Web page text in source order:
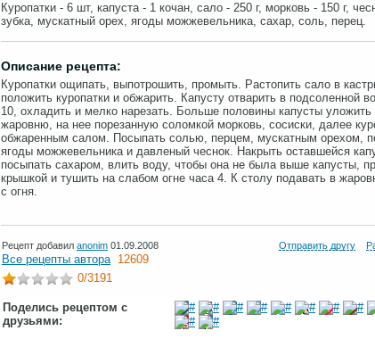
Куропатки - 6 шт, капуста - 1 кочан, сало - 250 г, морковь - 150 г,
зубка, мускатный орех, ягоды можжевельника, сахар, соль, перец.
Описание рецепта:
Куропатки ощипать, выпотрошить, промыть. Растопить сало в
положить куропатки и обжарить. Капусту отварить в подсоленной
10, охладить и мелко нарезать. Больше половины капусты уложить
жаровню, на нее порезанную соломкой морковь, сосиски, далее
обжаренным салом. Посыпать солью, перцем, мускатным орехом,
ягоды можжевельника и давленый чеснок. Накрыть оставшейся
посыпать сахаром, влить воду, чтобы она не была выше капусты,
крышкой и тушить на слабом огне часа 4. К столу подавать в
с огня.
Рецепт добавил anonim 01.09.2008 Отправить другу
Все рецепты автора 12609
0/3191
Поделись рецептом с
друзьями: